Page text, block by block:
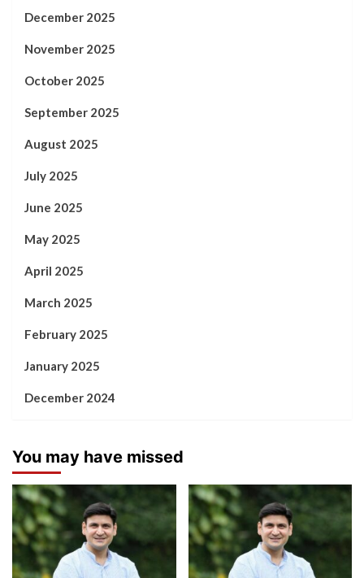
December 2025
November 2025
October 2025
September 2025
August 2025
July 2025
June 2025
May 2025
April 2025
March 2025
February 2025
January 2025
December 2024
You may have missed